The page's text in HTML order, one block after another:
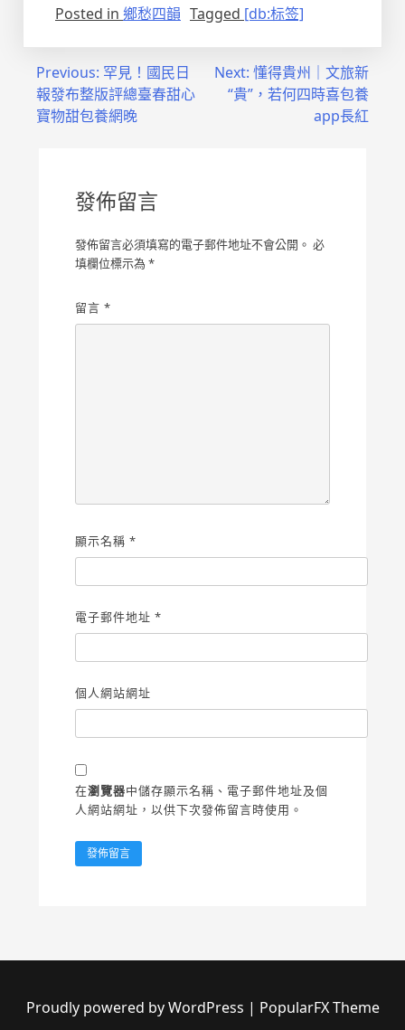
Posted in 鄉愁四韻 Tagged [db:标签]
Previous: 罕見！國民日
報發布整版評總臺春甜心
寶物甜包養網晚
Next: 懂得貴州｜文旅新
“貴”，若何四時喜包養
app長紅
發佈留言
發佈留言必須填寫的電子郵件地址不會公開。 必
填欄位標示為 *
留言 *
顯示名稱 *
電子郵件地址 *
個人網站網址
在瀏覽器中儲存顯示名稱、電子郵件地址及個
人網站網址，以供下次發佈留言時使用。
Proudly powered by WordPress | PopularFX Theme